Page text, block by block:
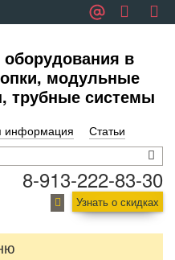
в
модульные
трубные системы
информация Статьи
8-913-222-83-30
Узнать о скидках